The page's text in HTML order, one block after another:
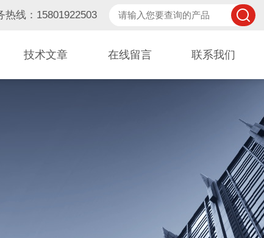
热线：15801922503
技术文章 在线留言 联系我们